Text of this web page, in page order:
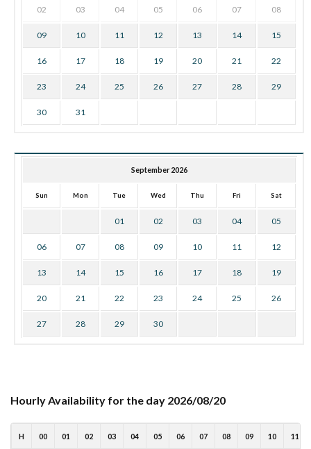
02 03 04 05 06 07 08
09 10 11 12 13 14 15
16 17 18 19 20 21 22
23 24 25 26 27 28 29
30 31
September 2026
Sun Mon Tue Wed Thu Fri Sat
01 02 03 04 05
06 07 08 09 10 11 12
13 14 15 16 17 18 19
20 21 22 23 24 25 26
27 28 29 30
Hourly Availability for the day 2026/08/20
H 00 01 02 03 04 05 06 07 08 09 10 11